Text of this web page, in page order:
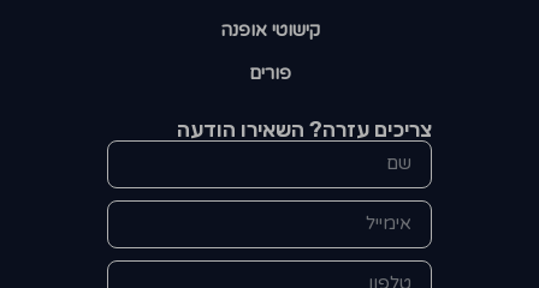
קישוטי אופנה
פורים
צריכים עזרה? השאירו הודעה